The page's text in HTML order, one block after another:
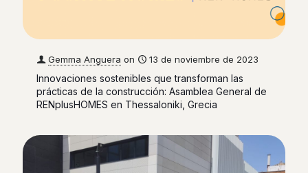
Gemma Anguera on 13 de noviembre de 2023
Innovaciones sostenibles que transforman las
prácticas de la construcción: Asamblea General de
RENplusHOMES en Thessaloniki, Grecia